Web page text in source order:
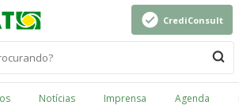
CrediConsult
Notícias Imprensa Agenda